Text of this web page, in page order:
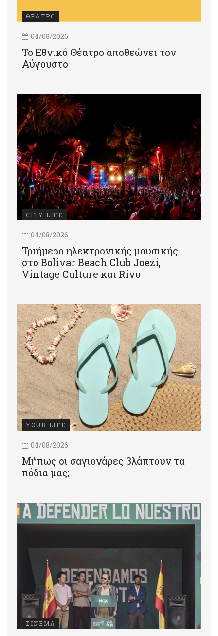
ΘΕΑΤΡΟ
04/08/2026
Το Εθνικό Θέατρο αποθεώνει τον
Αύγουστο
CITY LIFE
04/08/2026
Τριήμερο ηλεκτρονικής μουσικής
στο Bolivar Beach Club Joezi,
Vintage Culture και Rivo
YOUR LIFE
04/08/2026
Μήπως οι σαγιονάρες βλάπτουν τα
πόδια μας;
ΣΙΝΕΜΑ